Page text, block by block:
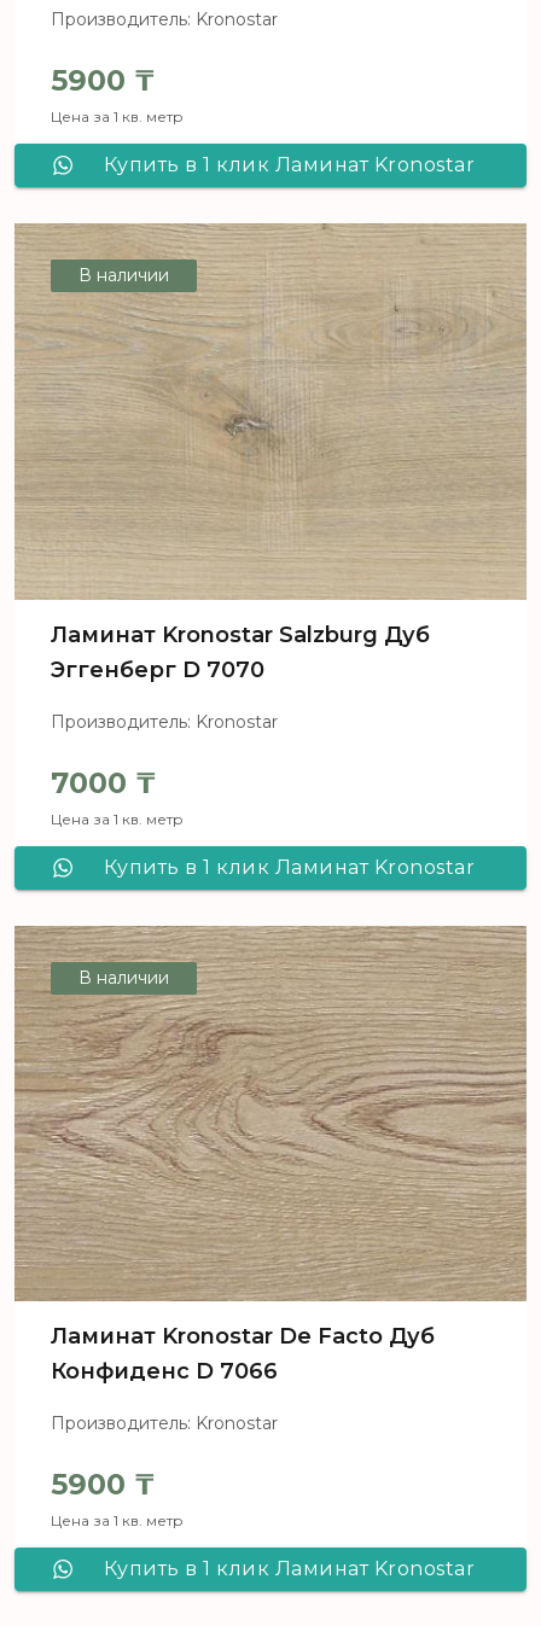
Производитель: Kronostar
5900 ₸
Цена за 1 кв. метр
Купить в 1 клик Ламинат Kronostar
В наличии
Ламинат Kronostar Salzburg Дуб
Эггенберг D 7070
Производитель: Kronostar
7000 ₸
Цена за 1 кв. метр
Купить в 1 клик Ламинат Kronostar
В наличии
Ламинат Kronostar De Facto Дуб
Конфиденс D 7066
Производитель: Kronostar
5900 ₸
Цена за 1 кв. метр
Купить в 1 клик Ламинат Kronostar